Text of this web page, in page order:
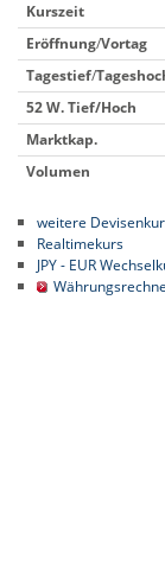
Kurszeit
Eröffnung/Vortag
Tagestief/
52 W.Tief/Hoch
Marktkap.
Volumen
weitere
Realtimekurs
JPY - EUR